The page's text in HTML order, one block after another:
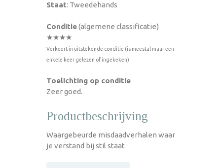
Staat: Tweedehands
Conditie(algemene classificatie)
★★★★
Verkeert in uitstekende conditie (is meestal maar een
enkele keer gelezen of ingekeken)
Toelichting op conditie
Zeer goed.
Productbeschrijving
Waargebeurde misdaadverhalen waar
je verstand bij stil staat